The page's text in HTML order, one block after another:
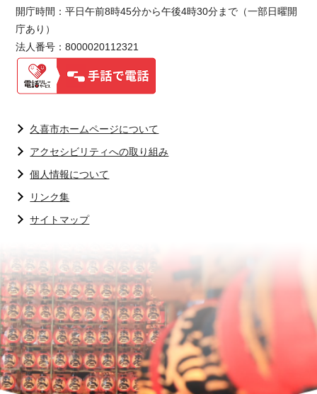
開庁時間：平日午前8時45分から午後4時30分まで（一部日曜開
庁あり）
法人番号：8000020112321
久喜市ホームページについて
アクセシビリティへの取り組み
個人情報について
リンク集
サイトマップ